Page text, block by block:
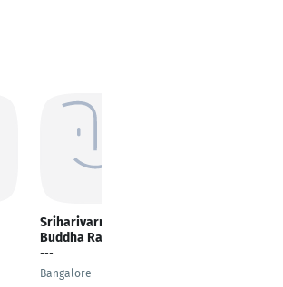
Sriharivarma
Buddha Raju
---
Bangalore